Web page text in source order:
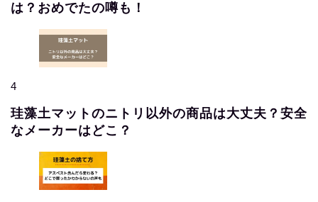
は？おめでたの噂も！
4
珪藻土マットのニトリ以外の商品は大丈夫？安全
なメーカーはどこ？